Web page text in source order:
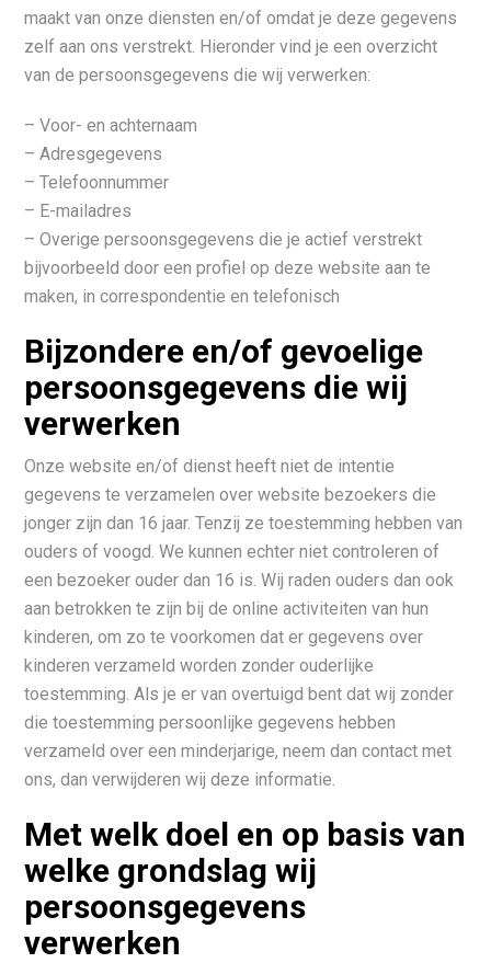
maakt van onze diensten en/of omdat je deze gegevens
zelf aan ons verstrekt. Hieronder vind je een overzicht
van de persoonsgegevens die wij verwerken:
– Voor- en achternaam
– Adresgegevens
– Telefoonnummer
– E-mailadres
– Overige persoonsgegevens die je actief verstrekt
bijvoorbeeld door een profiel op deze website aan te
maken, in correspondentie en telefonisch
Bijzondere en/of gevoelige
persoonsgegevens die wij
verwerken
Onze website en/of dienst heeft niet de intentie
gegevens te verzamelen over website bezoekers die
jonger zijn dan 16 jaar. Tenzij ze toestemming hebben van
ouders of voogd. We kunnen echter niet controleren of
een bezoeker ouder dan 16 is. Wij raden ouders dan ook
aan betrokken te zijn bij de online activiteiten van hun
kinderen, om zo te voorkomen dat er gegevens over
kinderen verzameld worden zonder ouderlijke
toestemming. Als je er van overtuigd bent dat wij zonder
die toestemming persoonlijke gegevens hebben
verzameld over een minderjarige, neem dan contact met
ons, dan verwijderen wij deze informatie.
Met welk doel en op basis van
welke grondslag wij
persoonsgegevens
verwerken